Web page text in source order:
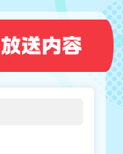
放送内容